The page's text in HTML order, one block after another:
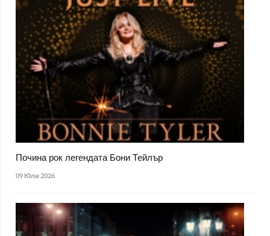
Почина рок легендата Бони Тейлър
09 Юли 2026